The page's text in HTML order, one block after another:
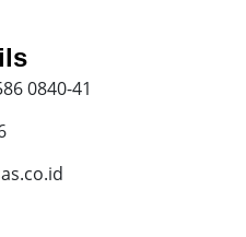
0840-41